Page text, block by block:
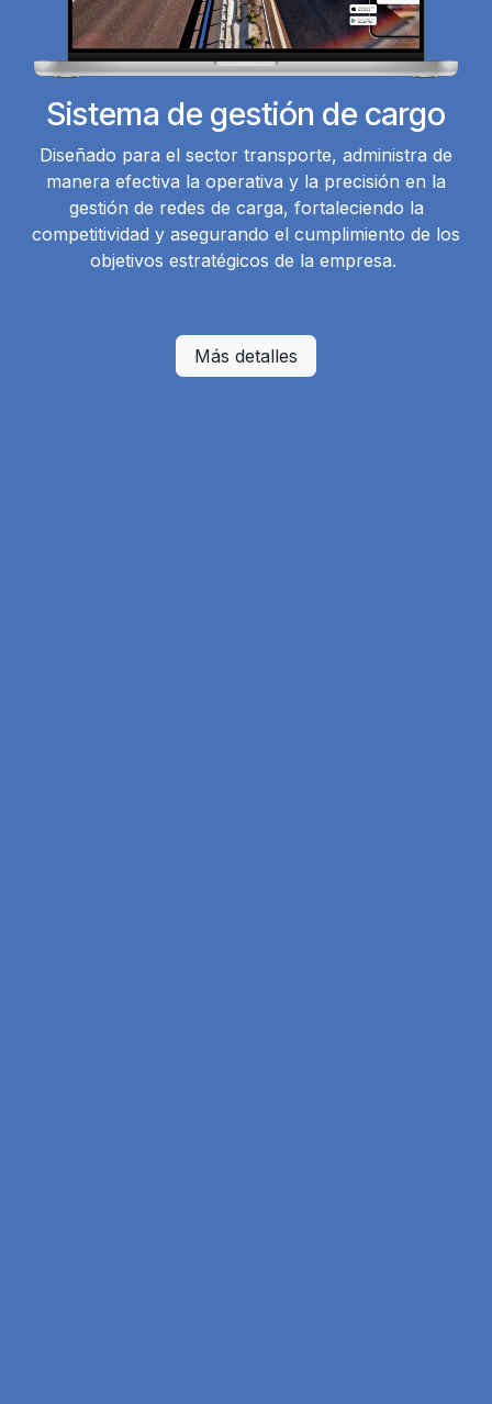
Sistema de gestión de cargo
Diseñado para el sector transporte, administra de
manera efectiva la operativa y la precisión en la
gestión de redes de carga, fortaleciendo la
competitividad y asegurando el cumplimiento de los
objetivos estratégicos de la empresa.
Más detalles